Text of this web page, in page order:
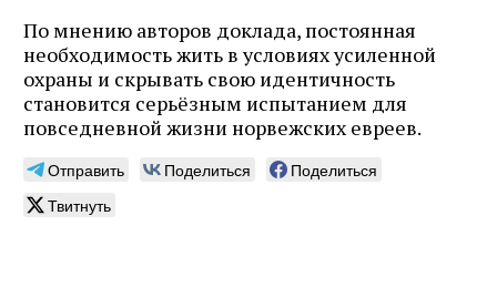
По мнению авторов доклада, постоянная
необходимость жить в условиях усиленной
охраны и скрывать свою идентичность
становится серьёзным испытанием для
повседневной жизни норвежских евреев.
Отправить Поделиться
Поделиться
Твитнуть